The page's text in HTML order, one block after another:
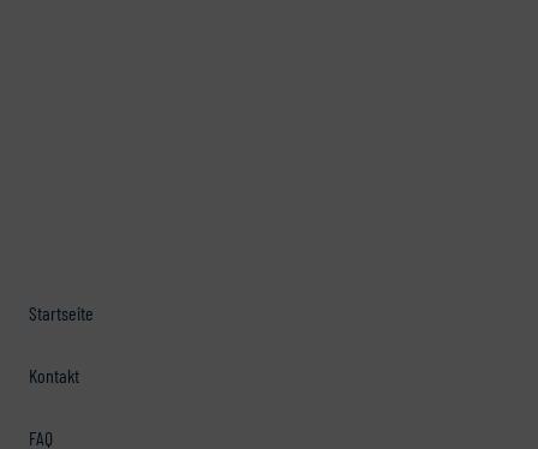
Startseite
Kontakt
FAQ